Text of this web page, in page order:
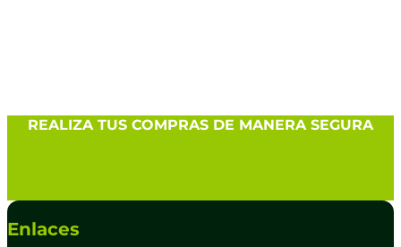
REALIZA TUS COMPRAS DE MANERA SEGURA
Enlaces